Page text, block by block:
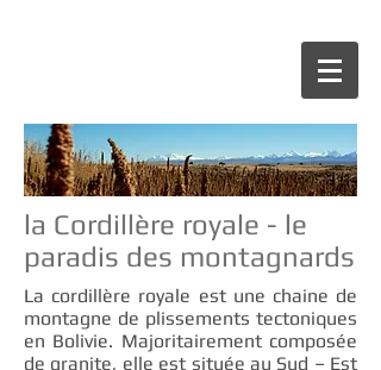
la Cordillère royale - le
paradis des montagnards
La cordillère royale est une chaine de
montagne de plissements tectoniques
en Bolivie. Majoritairement composée
de granite, elle est située au Sud – Est